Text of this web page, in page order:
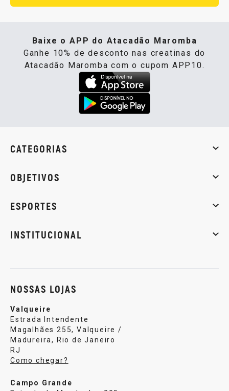
Baixe o APP do Atacadão Maromba
Ganhe 10% de desconto nas creatinas do
Atacadão Maromba com o cupom APP10.
CATEGORIAS
OBJETIVOS
ESPORTES
INSTITUCIONAL
NOSSAS LOJAS
Valqueire
Estrada Intendente
Magalhães 255, Valqueire /
Madureira, Rio de Janeiro
RJ
Como chegar?
Campo Grande